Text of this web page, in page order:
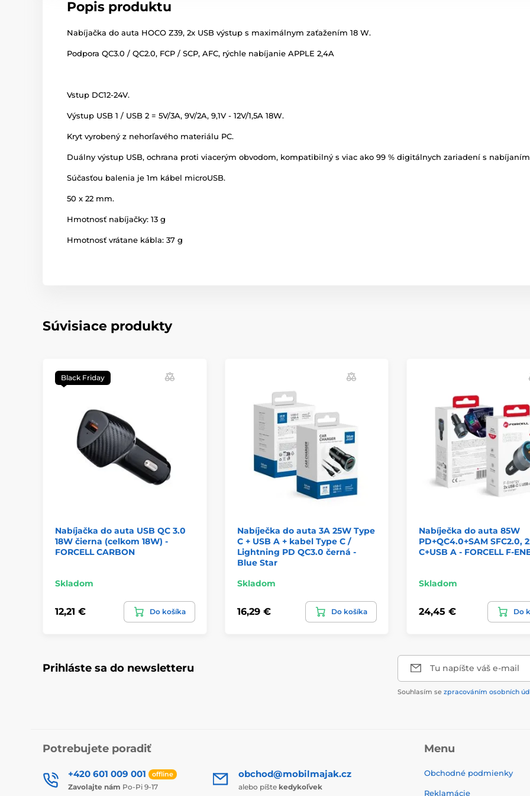
Popis produktu
Nabíjačka do auta HOCO Z39, 2x USB výstup s maximálnym zaťažením 18 W.
Podpora QC3.0 / QC2.0, FCP / SCP, AFC, rýchle nabíjanie APPLE 2,4A
Vstup DC12-24V.
Výstup USB 1 / USB 2 = 5V/3A, 9V/2A, 9,1V - 12V/1,5A 18W.
Kryt vyrobený z nehorľavého materiálu PC.
Duálny výstup USB, ochrana proti viacerým obvodom, kompatibilný s viac ako 99 % digitálnych zariadení s nabíjaním
Súčasťou balenia je 1m kábel microUSB.
50 x 22 mm.
Hmotnosť nabíjačky: 13 g
Hmotnosť vrátane kábla: 37 g
Súvisiace produkty
Black Friday
Nabíjačka do auta USB QC 3.0
18W čierna (celkom 18W) -
FORCELL CARBON
Skladom
12,21 € Do košíka
Nabíječka do auta 3A 25W Type
C + USB A + kabel Type C /
Lightning PD QC3.0 černá -
Blue Star
Skladom
16,29 € Do košíka
Nabíječka do auta 85W
PD+QC4.0+SAM SFC2.0,
C+USB A - FORCELL F-
Skladom
24,45 € Do
Prihláste sa do newsletteru Tu napíšte váš e-mail
Souhlasím se zpracováním osobních
Potrebujete poradiť
+420 601 009 001 offline
Zavolajte nám Po-Pi 9-17
obchod@mobilmajak.cz
alebo píšte kedykoľvek
Menu
Obchodné podmienky
Reklamácie